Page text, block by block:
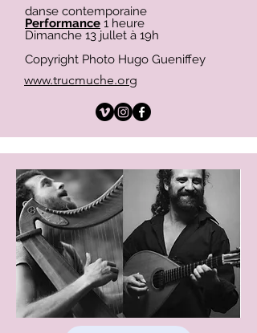
​danse contemporaine
Performance 1 heure
Dimanche 13 jullet à 19h
Copyright Photo Hugo Gueniffey
www.trucmuche.org